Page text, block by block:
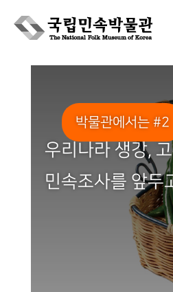
Skip
박물관에서는 #2
우리나라 생강,
민속조사를 앞두